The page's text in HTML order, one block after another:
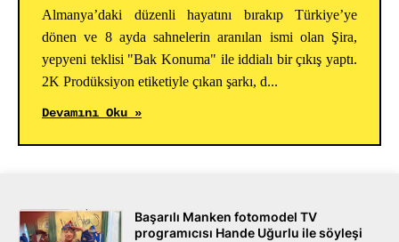
Almanya’daki düzenli hayatını bırakıp Türkiye’ye
dönen ve 8 ayda sahnelerin aranılan ismi olan Şira,
yepyeni teklisi "Bak Konuma" ile iddialı bir çıkış yaptı.
2K Prodüksiyon etiketiyle çıkan şarkı, d...
Devamını Oku »
Başarılı Manken fotomodel TV
programıcısı Hande Uğurlu ile söyleşi